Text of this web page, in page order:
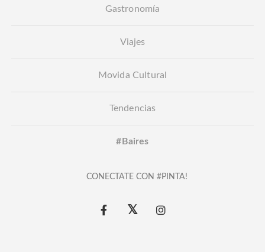
Gastronomía
Viajes
Movida Cultural
Tendencias
#Baires
CONECTATE CON #PINTA!